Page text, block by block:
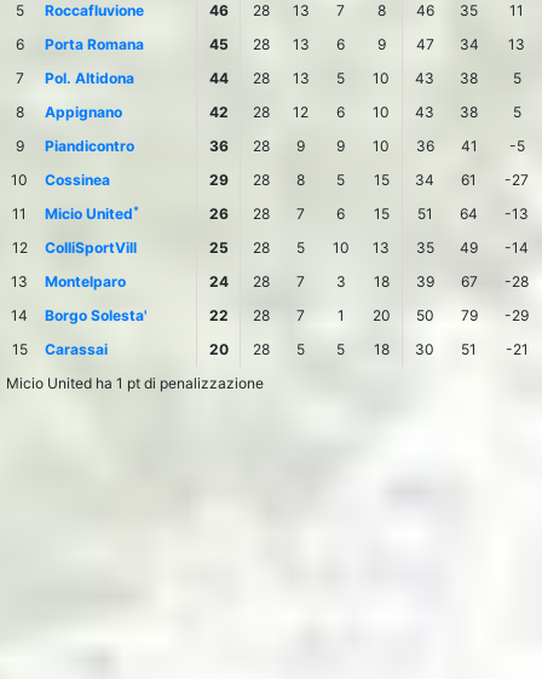
5
Roccafluvione 46 28 13 7 8 46 35
11
6
Porta Romana 45 28 13 6 9 47 34
13
7
Pol. Altidona 44 28 13 5 10 43 38
5
8
Appignano 42 28 12 6 10 43 38
5
9
Piandicontro 36 28 9 9 10 36 41
-5
10
Cossinea 29 28 8 5 15 34 61
-27
11
Micio United* 26 28 7 6 15 51 64
-13
12
ColliSportVill 25 28 5 10 13 35 49
-14
13
Montelparo 24 28 7 3 18 39 67
-28
14
Borgo Solesta' 22 28 7 1 20 50 79
-29
15
Carassai 20 28 5 5 18 30 51
-21
Micio United ha 1 pt di penalizzazione